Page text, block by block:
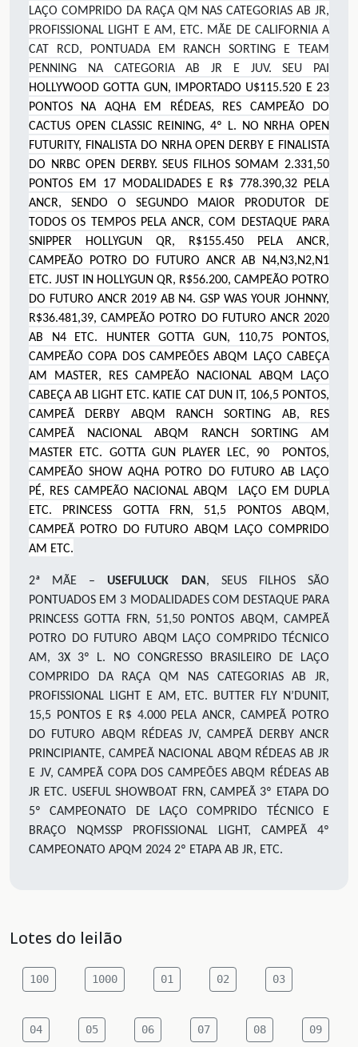
LAÇO COMPRIDO DA RAÇA QM NAS CATEGORIAS AB JR,
PROFISSIONAL LIGHT E AM, ETC. MÃE DE CALIFORNIA A
CAT RCD, PONTUADA EM RANCH SORTING E TEAM
PENNING NA CATEGORIA AB JR E JUV. SEU PAI
HOLLYWOOD GOTTA GUN, IMPORTADO U$115.520 E 23
PONTOS NA AQHA EM RÉDEAS, RES CAMPEÃO DO
CACTUS OPEN CLASSIC REINING, 4º L. NO NRHA OPEN
FUTURITY, FINALISTA DO NRHA OPEN DERBY E FINALISTA
DO NRBC OPEN DERBY. SEUS FILHOS SOMAM 2.331,50
PONTOS EM 17 MODALIDADES E R$ 778.390,32 PELA
ANCR, SENDO O SEGUNDO MAIOR PRODUTOR DE
TODOS OS TEMPOS PELA ANCR, COM DESTAQUE PARA
SNIPPER HOLLYGUN QR, R$155.450 PELA ANCR,
CAMPEÃO POTRO DO FUTURO ANCR AB N4,N3,N2,N1
ETC. JUST IN HOLLYGUN QR, R$56.200, CAMPEÃO POTRO
DO FUTURO ANCR 2019 AB N4. GSP WAS YOUR JOHNNY,
R$36.481,39, CAMPEÃO POTRO DO FUTURO ANCR 2020
AB N4 ETC. HUNTER GOTTA GUN, 110,75 PONTOS,
CAMPEÃO COPA DOS CAMPEÕES ABQM LAÇO CABEÇA
AM MASTER, RES CAMPEÃO NACIONAL ABQM LAÇO
CABEÇA AB LIGHT ETC. KATIE CAT DUN IT, 106,5 PONTOS,
CAMPEÃ DERBY ABQM RANCH SORTING AB, RES
CAMPEÃ NACIONAL ABQM RANCH SORTING AM
MASTER ETC. GOTTA GUN PLAYER LEC, 90 PONTOS,
CAMPEÃO SHOW AQHA POTRO DO FUTURO AB LAÇO
PÉ, RES CAMPEÃO NACIONAL ABQM LAÇO EM DUPLA
ETC. PRINCESS GOTTA FRN, 51,5 PONTOS ABQM,
CAMPEÃ POTRO DO FUTURO ABQM LAÇO COMPRIDO
AM ETC.
2ª MÃE –USEFULUCK DAN , SEUS FILHOS SÃO
PONTUADOS EM 3 MODALIDADES COM DESTAQUE PARA
PRINCESS GOTTA FRN, 51,50 PONTOS ABQM, CAMPEÃ
POTRO DO FUTURO ABQM LAÇO COMPRIDO TÉCNICO
AM, 3X 3º L. NO CONGRESSO BRASILEIRO DE LAÇO
COMPRIDO DA RAÇA QM NAS CATEGORIAS AB JR,
PROFISSIONAL LIGHT E AM, ETC. BUTTER FLY N’DUNIT,
15,5 PONTOS E R$ 4.000 PELA ANCR, CAMPEÃ POTRO
DO FUTURO ABQM RÉDEAS JV, CAMPEÃ DERBY ANCR
PRINCIPIANTE, CAMPEÃ NACIONAL ABQM RÉDEAS AB JR
E JV, CAMPEÃ COPA DOS CAMPEÕES ABQM RÉDEAS AB
JR ETC. USEFUL SHOWBOAT FRN, CAMPEÃ 3º ETAPA DO
5º CAMPEONATO DE LAÇO COMPRIDO TÉCNICO E
BRAÇO NQMSSP PROFISSIONAL LIGHT, CAMPEÃ 4º
CAMPEONATO APQM 2024 2º ETAPA AB JR, ETC.
Lotes do leilão
100 1000 01 02 03
04 05 06 07 08 09